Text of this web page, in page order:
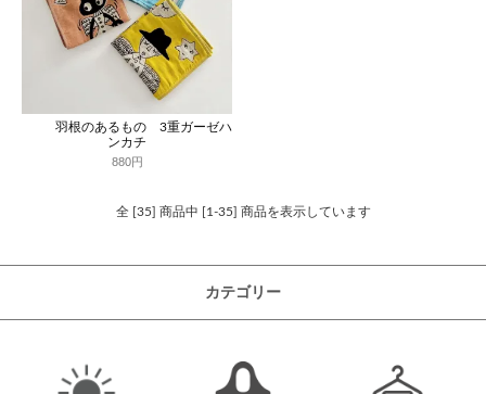
羽根のあるもの 3重ガーゼハ
ンカチ
880円
全 [35] 商品中 [1-35] 商品を表示しています
カテゴリー